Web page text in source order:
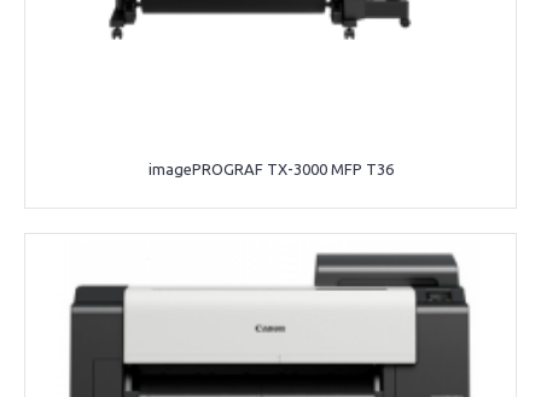
imagePROGRAF TX-3000 MFP T36